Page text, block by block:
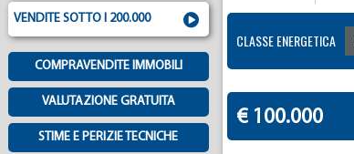
VENDITE SOTTO I 200.000
COMPRAVENDITE IMMOBILI
VALUTAZIONE GRATUITA
STIME E PERIZIE TECNICHE
CLASSE ENERGETICA
€ 100.000